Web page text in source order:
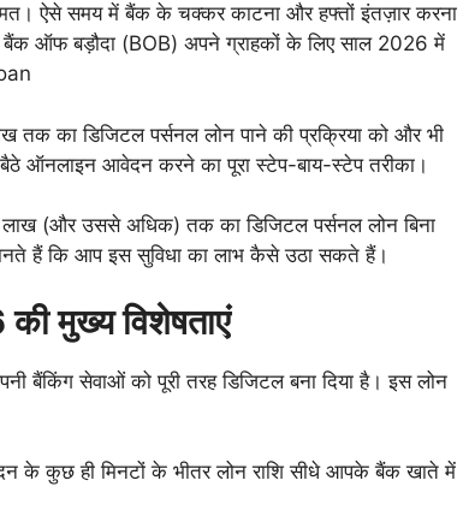
ऐसे समय में बैंक के चक्कर काटना और हफ्तों इंतज़ार करना
बैंक ऑफ बड़ौदा (BOB) अपने ग्राहकों के लिए साल 2026 में
का डिजिटल पर्सनल लोन पाने की प्रक्रिया को और भी
ऑनलाइन आवेदन करने का पूरा स्टेप-बाय-स्टेप तरीका।
(और उससे अधिक) तक का डिजिटल पर्सनल लोन बिना
हैं कि आप इस सुविधा का लाभ कैसे उठा सकते हैं।
मुख्य विशेषताएं
सेवाओं को पूरी तरह डिजिटल बना दिया है। इस लोन
के कुछ ही मिनटों के भीतर लोन राशि सीधे आपके बैंक खाते में